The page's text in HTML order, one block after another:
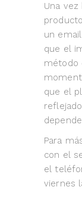
Una
un
que el
método
que el
Para
con el
el
viernes